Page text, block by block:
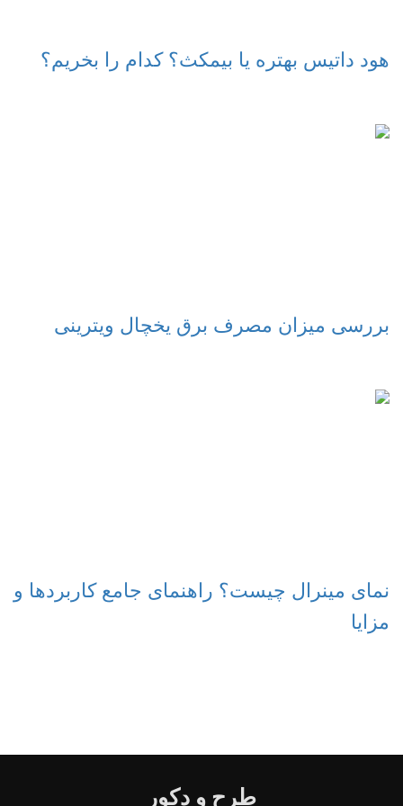
هود داتیس بهتره یا بیمکث؟ کدام را بخریم؟
بررسی میزان مصرف برق یخچال ویترینی
نمای مینرال چیست؟ راهنمای جامع کاربردها و
مزایا
طرح و دکور